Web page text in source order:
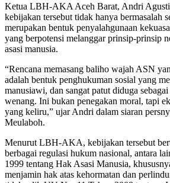
Ketua LBH-AKA Aceh Barat, Andri
kebijakan tersebut tidak hanya bermasalah
merupakan bentuk penyalahgunaan
yang berpotensi melanggar prinsip-prinsip
asasi manusia.
“Rencana memasang baliho wajah ASN
adalah bentuk penghukuman sosial yang
manusiawi, dan sangat patut diduga
wenang. Ini bukan penegakan moral, tapi
yang keliru,” ujar Andri dalam siaran
Meulaboh.
Menurut LBH-AKA, kebijakan tersebut
berbagai regulasi hukum nasional, antara
1999 tentang Hak Asasi Manusia,
menjamin hak atas kehormatan dan